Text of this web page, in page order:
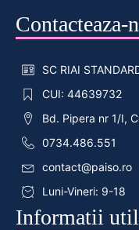
Contacteaza-
SC RIAI
CUI: 44639732
Bd. Pipera nr 1/I,
0734.486.551
contact@paiso.ro
Luni-Vineri: 9-18
Informatii